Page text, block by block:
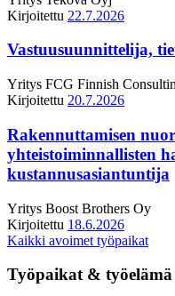
Kirjoitettu 22.7.2026
Vastuusuunnittelija,
Yritys FCG Finnish
Kirjoitettu 20.7.2026
Rakennuttamisen
yhteistoiminnallisten
kustannusasiantuntija
Yritys Boost Brothers Oy
Kirjoitettu 18.6.2026
Kaikki avoimet työpaikat
Työpaikat & työelämä